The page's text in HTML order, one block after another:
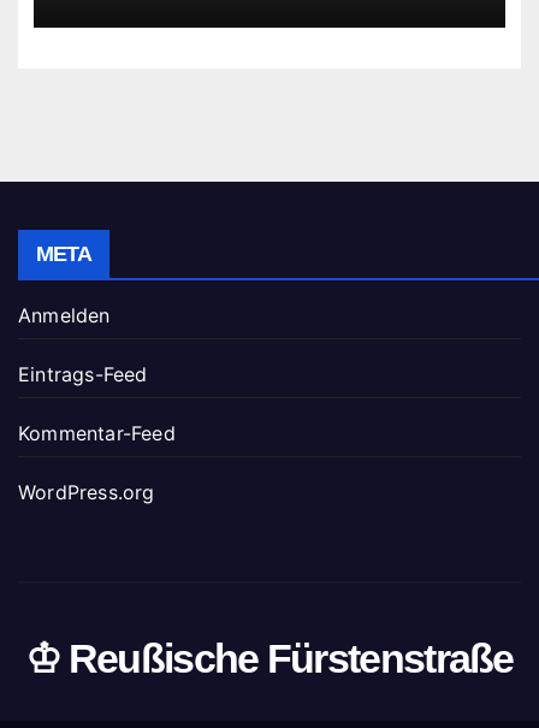
META
Anmelden
Eintrags-Feed
Kommentar-Feed
WordPress.org
♔ Reußische Fürstenstraße